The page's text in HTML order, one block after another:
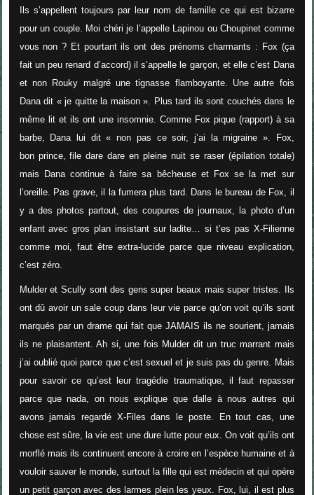
Ils s’appellent toujours par leur nom de famille ce qui est bizarre
pour un couple. Moi chéri je l’appelle Lapinou ou Choupinet comme
vous non ? Et pourtant ils ont des prénoms charmants : Fox (ça
fait un peu renard d’accord) il s’appelle le garçon, et elle c’est Dana
et non Rouky malgré une tignasse flamboyante. Une autre fois
Dana dit «je quitte la maison». Plus tard ils sont couchés dans le
même lit et ils ont une insomnie. Comme Fox pique (rapport) à sa
barbe, Dana lui dit «non pas ce soir, j’ai la migraine ». Fox,
bon prince, file dare dare en pleine nuit se raser (épilation totale)
mais Dana continue à faire sa bêcheuse et Fox se la met sur
l’oreille. Pas grave, il la fumera plus tard. Dans le bureau de Fox, il
y a des photos partout, des coupures de journaux, la photo d’un
enfant avec gros plan insistant sur ladite… si t’es pas X-Filienne
comme moi, faut être extra-lucide parce que niveau explication,
c’est zéro.
Mulder et Scully sont des gens super beaux mais super tristes. Ils
ont dû avoir un sale coup dans leur vie parce qu’on voit qu’ils sont
marqués par un drame qui fait que JAMAIS ils ne sourient, jamais
ils ne plaisantent. Ah si, une fois Mulder dit un truc marrant mais
j’ai oublié quoi parce que c’est sexuel et je suis pas du genre. Mais
pour savoir ce qu’est leur tragédie traumatique, il faut repasser
parce que nada, on nous explique que dalle à nous autres qui
avons jamais regardé X-Files dans le poste. En tout cas, une
chose est sûre, la vie est une dure lutte pour eux. On voit qu’ils ont
morflé mais ils continuent encore à croire en l’espèce humaine et à
vouloir sauver le monde, surtout la fille qui est médecin et qui opère
un petit garçon avec des larmes plein les yeux. Fox, lui, il est plus